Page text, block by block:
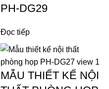
PH-DG29
Đọc tiếp
MẪU THIẾT KẾ NỘI